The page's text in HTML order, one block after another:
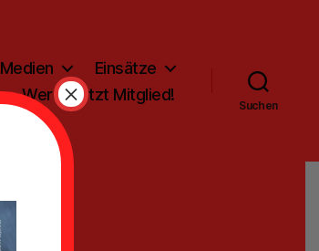
Medien
Einsätze
Werde jetzt Mitglied!
Suchen
×